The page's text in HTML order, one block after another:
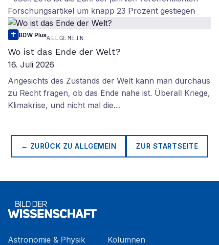
Forschungsartikel um knapp 23 Prozent gestiegen
BDW PlusALLGEMEIN
Wo ist das Ende der Welt?
16. Juli 2026
Angesichts des Zustands der Welt kann man durchaus
zu Recht fragen, ob das Ende nahe ist. Überall Kriege,
Klimakrise, und nicht mal die…
← ZURÜCK ZUALLGEMEIN ZUR STARTSEITE
Astronomie & Physik
Kolumnen